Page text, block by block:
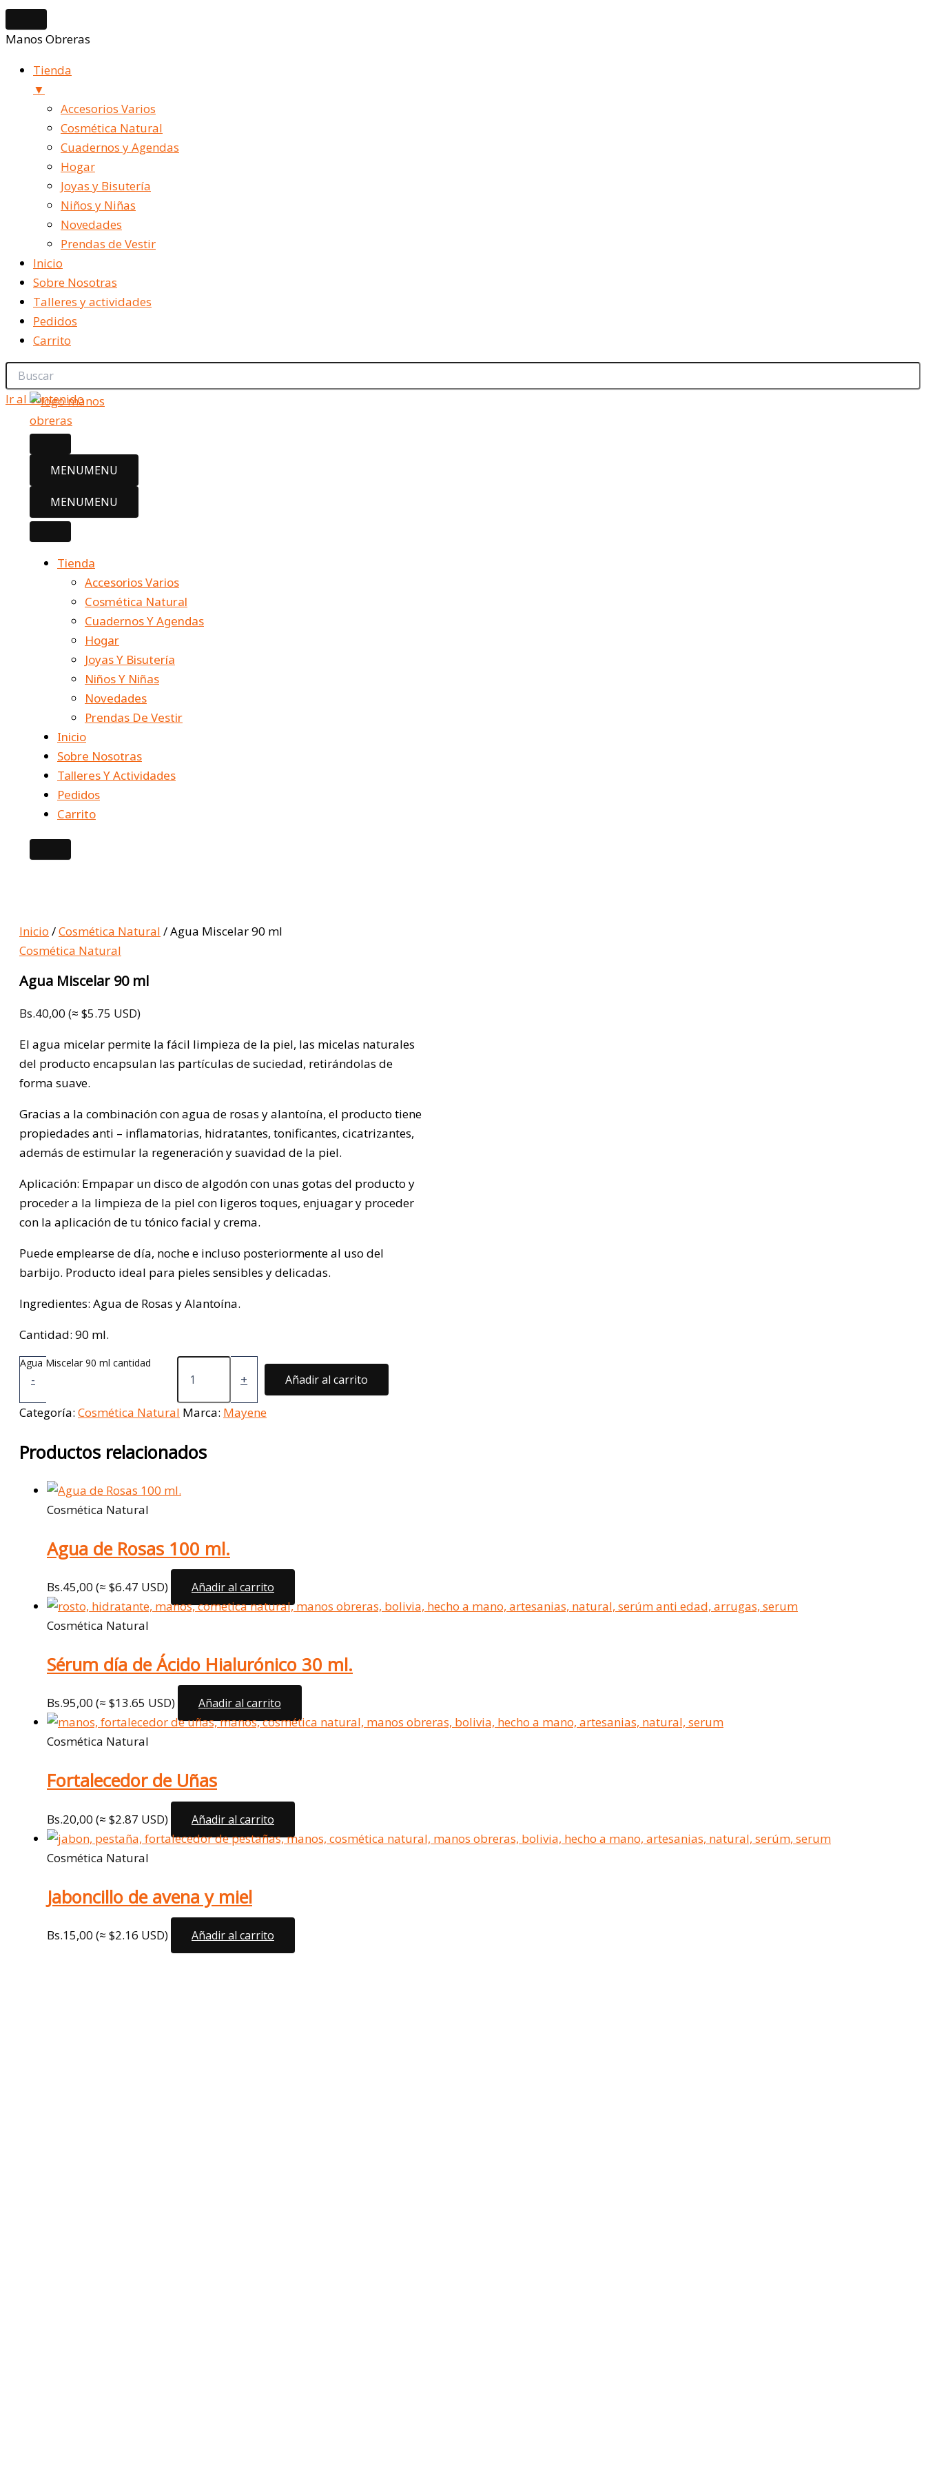
Manos Obreras
Tienda
▼
Accesorios Varios
Cosmética Natural
Cuadernos y Agendas
Hogar
Joyas y Bisutería
Niños y Niñas
Novedades
Prendas de Vestir
Inicio
Sobre Nosotras
Talleres y actividades
Pedidos
Carrito
Ir al contenido
MENUMENU
MENUMENU
Tienda
Accesorios Varios
Cosmética Natural
Cuadernos Y Agendas
Hogar
Joyas Y Bisutería
Niños Y Niñas
Novedades
Prendas De Vestir
Inicio
Sobre Nosotras
Talleres Y Actividades
Pedidos
Carrito
Inicio /Cosmética Natural / Agua Miscelar 90 ml
Cosmética Natural
Agua Miscelar 90 ml
Bs.40,00 (≈ $5.75 USD)
El agua micelar permite la fácil limpieza de la piel, las micelas naturales
del producto encapsulan las partículas de suciedad, retirándolas de
forma suave.
Gracias a la combinación con agua de rosas y alantoína, el producto tiene
propiedades anti – inflamatorias, hidratantes, tonificantes, cicatrizantes,
además de estimular la regeneración y suavidad de la piel.
Aplicación: Empapar un disco de algodón con unas gotas del producto y
proceder a la limpieza de la piel con ligeros toques, enjuagar y proceder
con la aplicación de tu tónico facial y crema.
Puede emplearse de día, noche e incluso posteriormente al uso del
barbijo. Producto ideal para pieles sensibles y delicadas.
Ingredientes: Agua de Rosas y Alantoína.
Cantidad: 90 ml.
-
Agua Miscelar 90 ml cantidad
+ Añadir al carrito
Categoría: Cosmética Natural Marca: Mayene
Productos relacionados
Cosmética Natural
Agua de Rosas 100 ml.
Bs.45,00 (≈ $6.47 USD) Añadir al carrito
Cosmética Natural
Sérum día de Ácido Hialurónico 30 ml.
Bs.95,00 (≈ $13.65 USD) Añadir al carrito
Cosmética Natural
Fortalecedor de Uñas
Bs.20,00 (≈ $2.87 USD) Añadir al carrito
Cosmética Natural
Jaboncillo de avena y miel
Bs.15,00 (≈ $2.16 USD) Añadir al carrito